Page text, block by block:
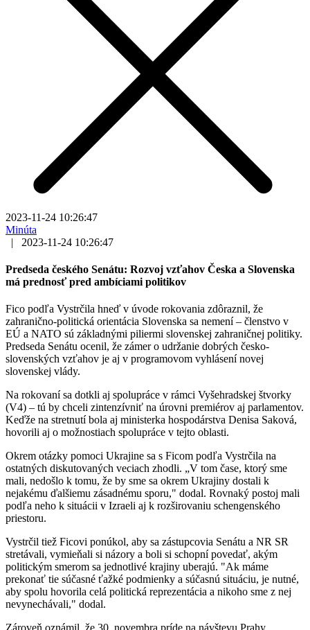
2023-11-24 10:26:47
Minúta
|
2023-11-24 10:26:47
Predseda českého Senátu: Rozvoj vzťahov Česka a Slovenska
má prednosť pred ambíciami politikov
Fico podľa Vystrčila hneď v úvode rokovania zdôraznil, že
zahranično-politická orientácia Slovenska sa nemení – členstvo v
EÚ a NATO sú základnými piliermi slovenskej zahraničnej politiky.
Predseda Senátu ocenil, že zámer o udržanie dobrých česko-
slovenských vzťahov je aj v programovom vyhlásení novej
slovenskej vlády.
Na rokovaní sa dotkli aj spolupráce v rámci Vyšehradskej štvorky
(V4) – tú by chceli zintenzívniť na úrovni premiérov aj parlamentov.
Keďže na stretnutí bola aj ministerka hospodárstva Denisa Saková,
hovorili aj o možnostiach spolupráce v tejto oblasti.
Okrem otázky pomoci Ukrajine sa s Ficom podľa Vystrčila na
ostatných diskutovaných veciach zhodli. „V tom čase, ktorý sme
mali, nedošlo k tomu, že by sme sa okrem Ukrajiny dostali k
nejakému ďalšiemu zásadnému sporu," dodal. Rovnaký postoj mali
podľa neho k situácii v Izraeli aj k rozširovaniu schengenského
priestoru.
Vystrčil tiež Ficovi ponúkol, aby sa zástupcovia Senátu a NR SR
stretávali, vymieňali si názory a boli si schopní povedať, akým
politickým smerom sa jednotlivé krajiny uberajú. "Ak máme
prekonať tie súčasné ťažké podmienky a súčasnú situáciu, je nutné,
aby spolu hovorila celá politická reprezentácia a nikoho sme z nej
nevynechávali," dodal.